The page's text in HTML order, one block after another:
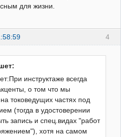
для жизни.
4
инструктаже всегда
о том что мы
токоведущих частях под
(тогда в удостоверении
запись и спец.видах "работ
хотя на самом